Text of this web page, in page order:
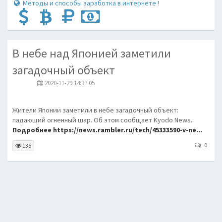
Методы и способы заработка в интернете !
В небе над Японией заметили
загадочный объект
2020-11-29 14:37:05
Жители Японии заметили в небе загадочный объект:
падающий огненный шар. Об этом сообщает Kyodo News.
Подробнее https://news.rambler.ru/tech/45333590-v-ne...
135 0